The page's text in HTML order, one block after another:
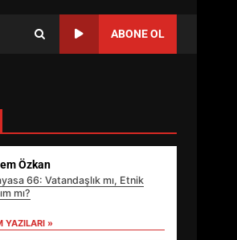
ABONE OL
Özkan
66: Vatandaşlık mı, Etnik
mı?
YAZILARI »